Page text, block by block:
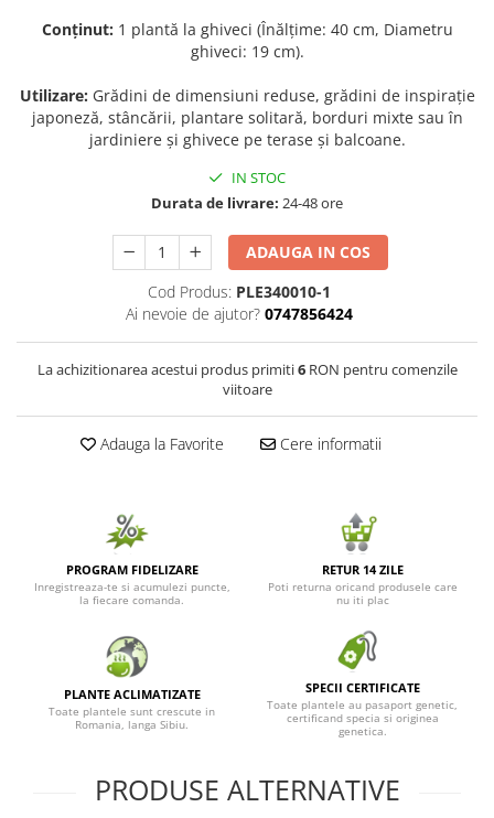
Conținut: 1 plantă la ghiveci (Înălțime: 40 cm, Diametru
ghiveci: 19 cm).
Utilizare: Grădini de dimensiuni reduse, grădini de inspirație
japoneză, stâncării, plantare solitară, borduri mixte sau în
jardiniere și ghivece pe terase și balcoane.
IN STOC
Durata de livrare: 24-48 ore
ADAUGA IN COS
Cod Produs: PLE340010-1
Ai nevoie de ajutor? 0747856424
La achizitionarea acestui produs primiti6RON pentru comenzile
viitoare
Adauga la Favorite Cere informatii
PROGRAM FIDELIZARE
Inregistreaza-te si acumulezi puncte,
la fiecare comanda.
RETUR 14 ZILE
Poti returna oricand produsele care
nu iti plac
PLANTE ACLIMATIZATE
Toate plantele sunt crescute in
Romania, langa Sibiu.
SPECII CERTIFICATE
Toate plantele au pasaport genetic,
certificand specia si originea
genetica.
PRODUSE ALTERNATIVE